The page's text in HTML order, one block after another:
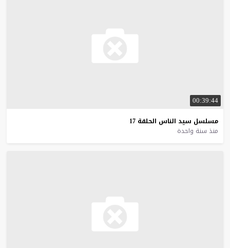
00:39:44
مسلسل سيد الناس الحلقة 17
منذ سنة واحدة